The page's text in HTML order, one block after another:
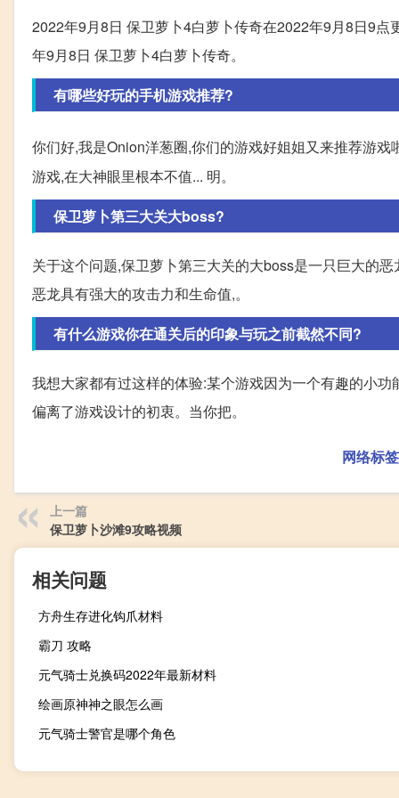
2022年9月8日 保卫萝卜4白萝卜传奇在2022年9月8日9点
年9月8日 保卫萝卜4白萝卜传奇。
有哪些好玩的手机游戏推荐?
你们好,我是Onion洋葱圈,你们的游戏好姐姐又来推荐游
游戏,在大神眼里根本不值... 明。
保卫萝卜第三大关大boss?
关于这个问题,保卫萝卜第三大关的大boss是一只巨大的
恶龙具有强大的攻击力和生命值,。
有什么游戏你在通关后的印象与玩之前截然不同?
我想大家都有过这样的体验:某个游戏因为一个有趣的小
偏离了游戏设计的初衷。当你把。
网络标
上一篇
保卫萝卜沙滩9攻略视频
相关问题
方舟生存进化钩爪材料
霸刀 攻略
元气骑士兑换码2022年最新材料
绘画原神神之眼怎么画
元气骑士警官是哪个角色